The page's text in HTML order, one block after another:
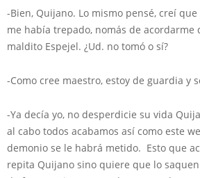
-Bien, Quijano. Lo mismo pensé, creí
me había trepado, nomás de acordarme
maldito Espejel. ¿Ud. no tomó o sí?
-Como cree maestro, estoy de guardia y
-Ya decía yo, no desperdicie su vida
al cabo todos acabamos así como este
demonio se le habrá metido. Esto que
repita Quijano sino quiere que lo